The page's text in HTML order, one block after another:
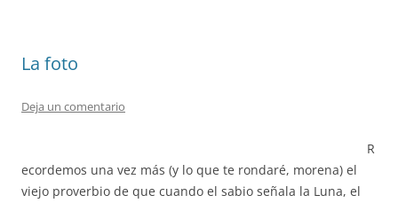
La foto
Deja un comentario
R
ecordemos una vez más (y lo que te rondaré, morena) el
viejo proverbio de que cuando el sabio señala la Luna, el